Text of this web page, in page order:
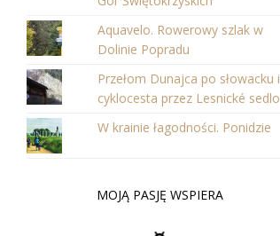
Aquavelo. Rowerowy szlak w
Dolinie Popradu
Przełom Dunajca po słowacku i
cyklocesta przez Lesnické sedlo
W krainie łagodności. Ponidzie
MOJĄ PASJĘ WSPIERA